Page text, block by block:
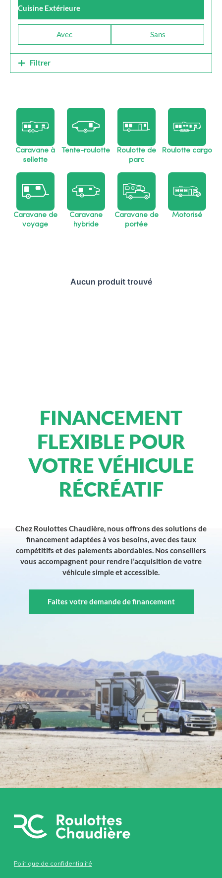
Cuisine Extérieure
Avec Sans
Filtrer
Caravane à
sellette
Tente-roulotte
Roulotte de
parc
Roulotte cargo
Caravane de
voyage
Caravane
hybride
Caravane de
portée
Motorisé
Aucun produit trouvé
FINANCEMENT
FLEXIBLE POUR
VOTRE VÉHICULE
RÉCRÉATIF
Chez Roulottes Chaudière, nous offrons des solutions de
financement adaptées à vos besoins, avec des taux
compétitifs et des paiements abordables. Nos conseillers
vous accompagnent pour rendre l’acquisition de votre
véhicule simple et accessible.
Faites votre demande de financement
Politique de confidentialité